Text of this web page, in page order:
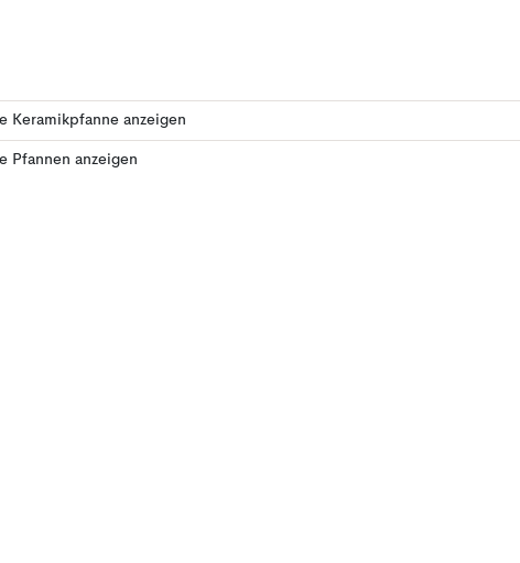
Keramikpfanne anzeigen
Pfannen anzeigen